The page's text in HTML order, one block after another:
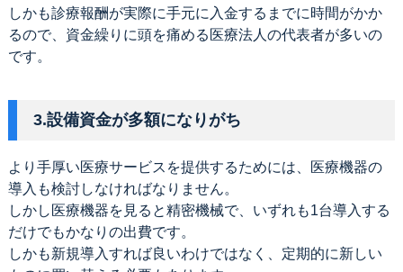
しかも診療報酬が実際に手元に入金するまでに時間がかか
るので、資金繰りに頭を痛める医療法人の代表者が多いの
です。
3.設備資金が多額になりがち
より手厚い医療サービスを提供するためには、医療機器の
導入も検討しなければなりません。
しかし医療機器を見ると精密機械で、いずれも1台導入する
だけでもかなりの出費です。
しかも新規導入すれば良いわけではなく、定期的に新しい